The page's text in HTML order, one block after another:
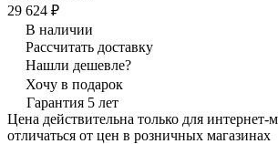
29 624 ₽
В наличии
Рассчитать доставку
Нашли дешевле?
Хочу в подарок
Гарантия 5 лет
Цена действительна только для интернет-
отличаться от цен в розничных магазинах